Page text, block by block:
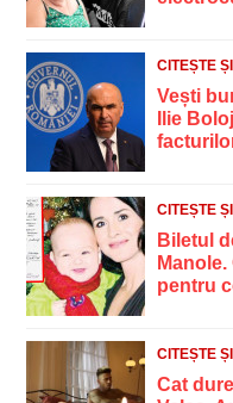
CITEȘTE ȘI
Vești
Ilie
CITEȘTE ȘI
Biletul
pentru
CITEȘTE ȘI
Cat